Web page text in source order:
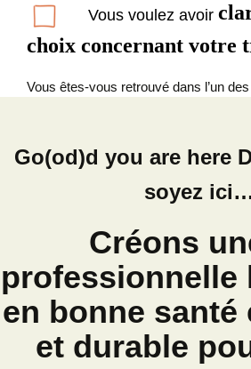
Vous voulez avoir
choix concernant votre
Vous êtes-vous retrouvé dans l’un
Go(od)d you are here
soyez
Créons
professionnelle
en bonne santé
et durable